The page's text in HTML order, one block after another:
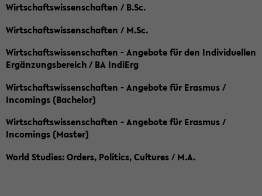
Wirtschaftswissenschaften / B.Sc.
Wirtschaftswissenschaften / M.Sc.
Wirtschaftswissenschaften - Angebote für den Individuellen
Ergänzungsbereich / BA IndiErg
Wirtschaftswissenschaften - Angebote für Erasmus /
Incomings (Bachelor)
Wirtschaftswissenschaften - Angebote für Erasmus /
Incomings (Master)
World Studies: Orders, Politics, Cultures / M.A.